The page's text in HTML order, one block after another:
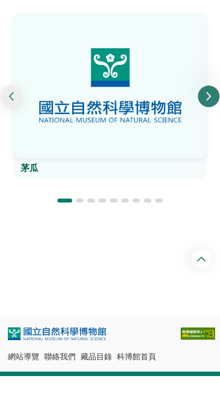
茅瓜
網站導覽 聯絡我們 藏品目錄 科博館首頁
回
頂
端